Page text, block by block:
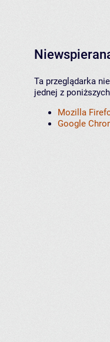
Ta przeglądarka
jednej z
Mozilla
Google